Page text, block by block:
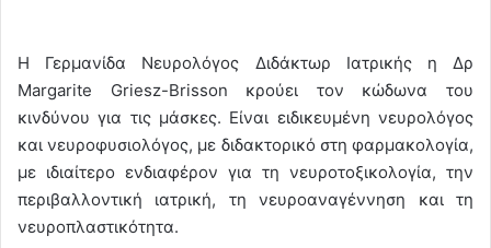
Η Γερμανίδα Νευρολόγος Διδάκτωρ Ιατρικής η Δρ
Margarite Griesz-Brisson κρούει τον κώδωνα του
κινδύνου για τις μάσκες. Είναι ειδικευμένη νευρολόγος
και νευροφυσιολόγος, με διδακτορικό στη φαρμακολογία,
με ιδιαίτερο ενδιαφέρον για τη νευροτοξικολογία, την
περιβαλλοντική ιατρική, τη νευροαναγέννηση και τη
νευροπλαστικότητα.